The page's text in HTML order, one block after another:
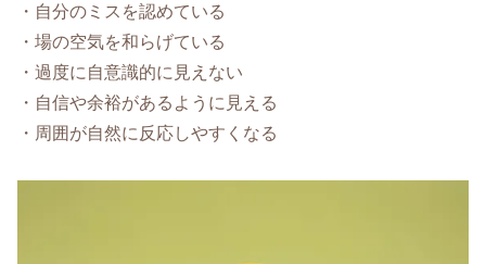
・自分のミスを認めている
・場の空気を和らげている
・過度に自意識的に見えない
・自信や余裕があるように見える
・周囲が自然に反応しやすくなる